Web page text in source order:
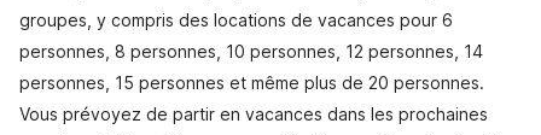
groupes, y compris des locations de vacances pour 6
personnes, 8 personnes, 10 personnes, 12 personnes, 14
personnes, 15 personnes et même plus de 20 personnes.
Vous prévoyez de partir en vacances dans les prochaines